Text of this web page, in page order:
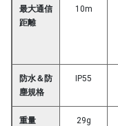
最大通信
距離
10m
防水＆防
塵規格
IP55
重量 29g